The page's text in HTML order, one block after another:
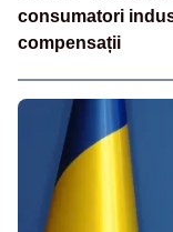
consumatori
compensații